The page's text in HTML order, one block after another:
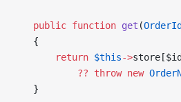
    public
function get (OrderId
    {
        return
$this->store[$id
            ??
throw new
    }